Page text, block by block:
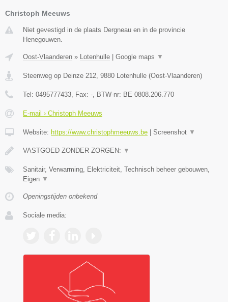
Christoph Meeuws
Niet gevestigd in de plaats Dergneau en in de provincie
Henegouwen.
Oost-Vlaanderen » Lotenhulle Google maps ▼
Steenweg op Deinze 212 9880 Lotenhulle (Oost-Vlaanderen)
Tel: 0495777433 , Fax: - , BTW-nr: BE 0808.206.770
E-mail › Christoph Meeuws
Website: https://www.christophmeeuws.be Screenshot ▼
VASTGOED ZONDER ZORGEN: ▼
Sanitair, Verwarming, Elektriciteit, Technisch beheer gebouwen,
Eigen ▼
Openingstijden onbekend
Sociale media: